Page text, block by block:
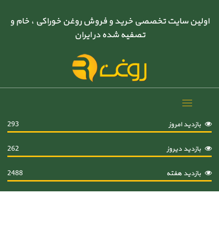
اولین سایت تخصصی خرید و فروش روغن خوراکی ، خام و
تصفیه شده در ایران
Toggle
بازدید امروز
293
بازدید دیروز 262
بازدید هفته 2488